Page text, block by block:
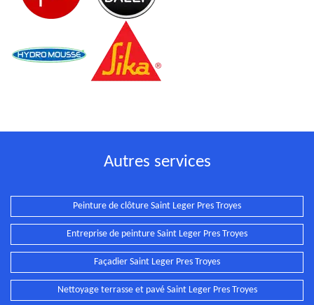
Autres services
Peinture de clôture Saint Leger Pres Troyes
Entreprise de peinture Saint Leger Pres Troyes
Façadier Saint Leger Pres Troyes
Nettoyage terrasse et pavé Saint Leger Pres Troyes